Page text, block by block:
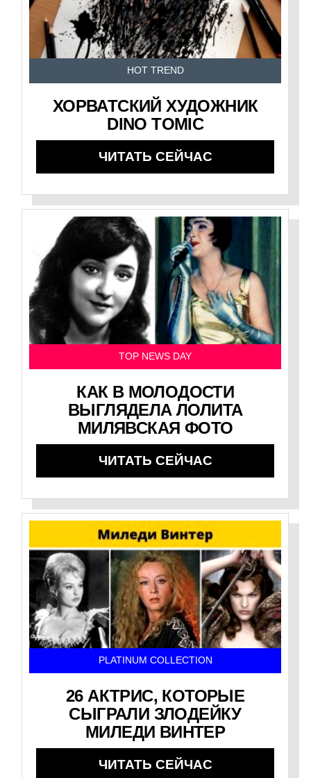
HOT TREND
ХОРВАТСКИЙ ХУДОЖНИК
DINO TOMIC
ЧИТАТЬ СЕЙЧАС
TOP NEWS DAY
КАК В МОЛОДОСТИ
ВЫГЛЯДЕЛА ЛОЛИТА
МИЛЯВСКАЯ ФОТО
ЧИТАТЬ СЕЙЧАС
PLATINUM COLLECTION
26 АКТРИС, КОТОРЫЕ
СЫГРАЛИ ЗЛОДЕЙКУ
МИЛЕДИ ВИНТЕР
ЧИТАТЬ СЕЙЧАС